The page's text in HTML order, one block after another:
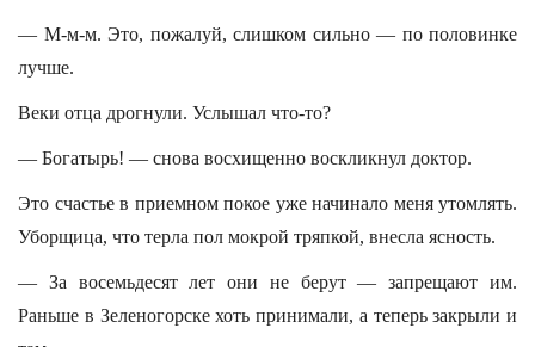
— М-м-м. Это, пожалуй, слишком сильно — по половинке
лучше.
Веки отца дрогнули. Услышал что-то?
— Богатырь! — снова восхищенно воскликнул доктор.
Это счастье в приемном покое уже начинало меня утомлять.
Уборщица, что терла пол мокрой тряпкой, внесла ясность.
— За восемьдесят лет они не берут — запрещают им.
Раньше в Зеленогорске хоть принимали, а теперь закрыли и